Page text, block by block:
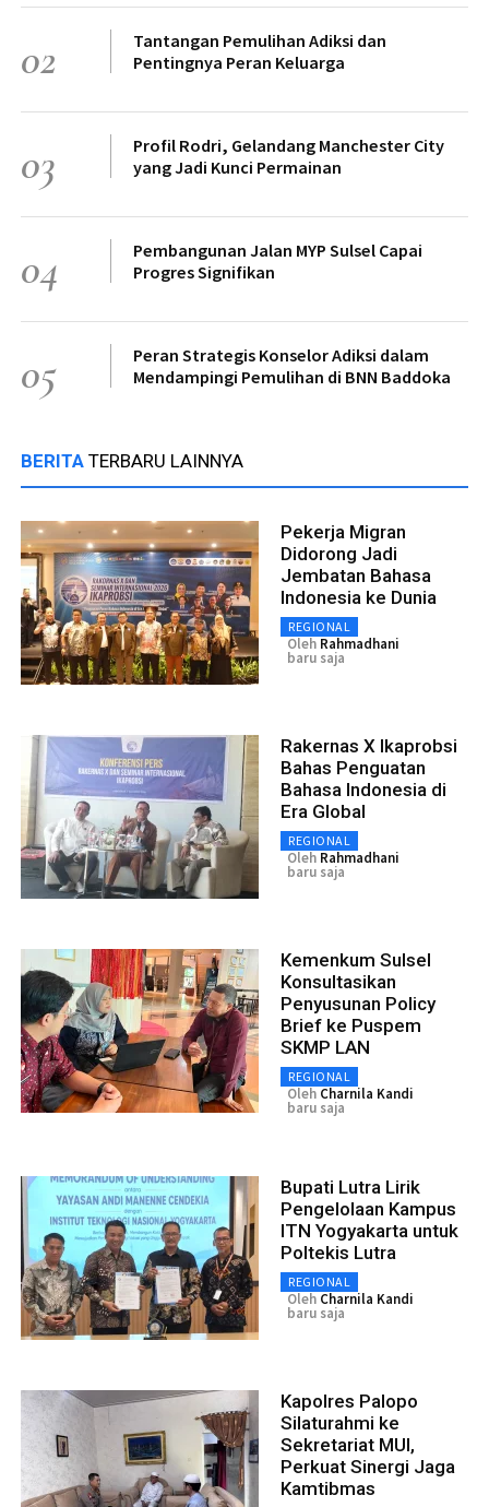
02
Tantangan Pemulihan Adiksi dan
Pentingnya Peran Keluarga
03
Profil Rodri, Gelandang Manchester City
yang Jadi Kunci Permainan
04
Pembangunan Jalan MYP Sulsel Capai
Progres Signifikan
05
Peran Strategis Konselor Adiksi dalam
Mendampingi Pemulihan di BNN Baddoka
BERITA TERBARU LAINNYA
Pekerja Migran
Didorong Jadi
Jembatan Bahasa
Indonesia ke Dunia
REGIONAL
Oleh Rahmadhani
baru saja
Rakernas X Ikaprobsi
Bahas Penguatan
Bahasa Indonesia di
Era Global
REGIONAL
Oleh Rahmadhani
baru saja
Kemenkum Sulsel
Konsultasikan
Penyusunan Policy
Brief ke Puspem
SKMP LAN
REGIONAL
Oleh Charnila Kandi
baru saja
Bupati Lutra Lirik
Pengelolaan Kampus
ITN Yogyakarta untuk
Poltekis Lutra
REGIONAL
Oleh Charnila Kandi
baru saja
Kapolres Palopo
Silaturahmi ke
Sekretariat MUI,
Perkuat Sinergi Jaga
Kamtibmas